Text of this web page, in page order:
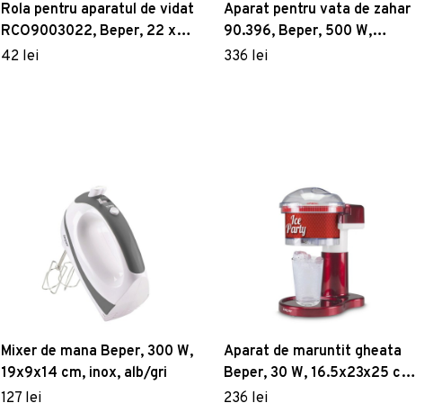
Rola pentru aparatul de vidat
RCO9003022, Beper, 22 x
600 cm, plastic
42 lei
Aparat pentru vata de zahar
90.396, Beper, 500 W,
sistem blocare, recipient
336 lei
Mixer de mana Beper, 300 W,
19x9x14 cm, inox, alb/gri
127 lei
Aparat de maruntit gheata
Beper, 30 W, 16.5x23x25 cm,
ABS/inox, multicolor
236 lei